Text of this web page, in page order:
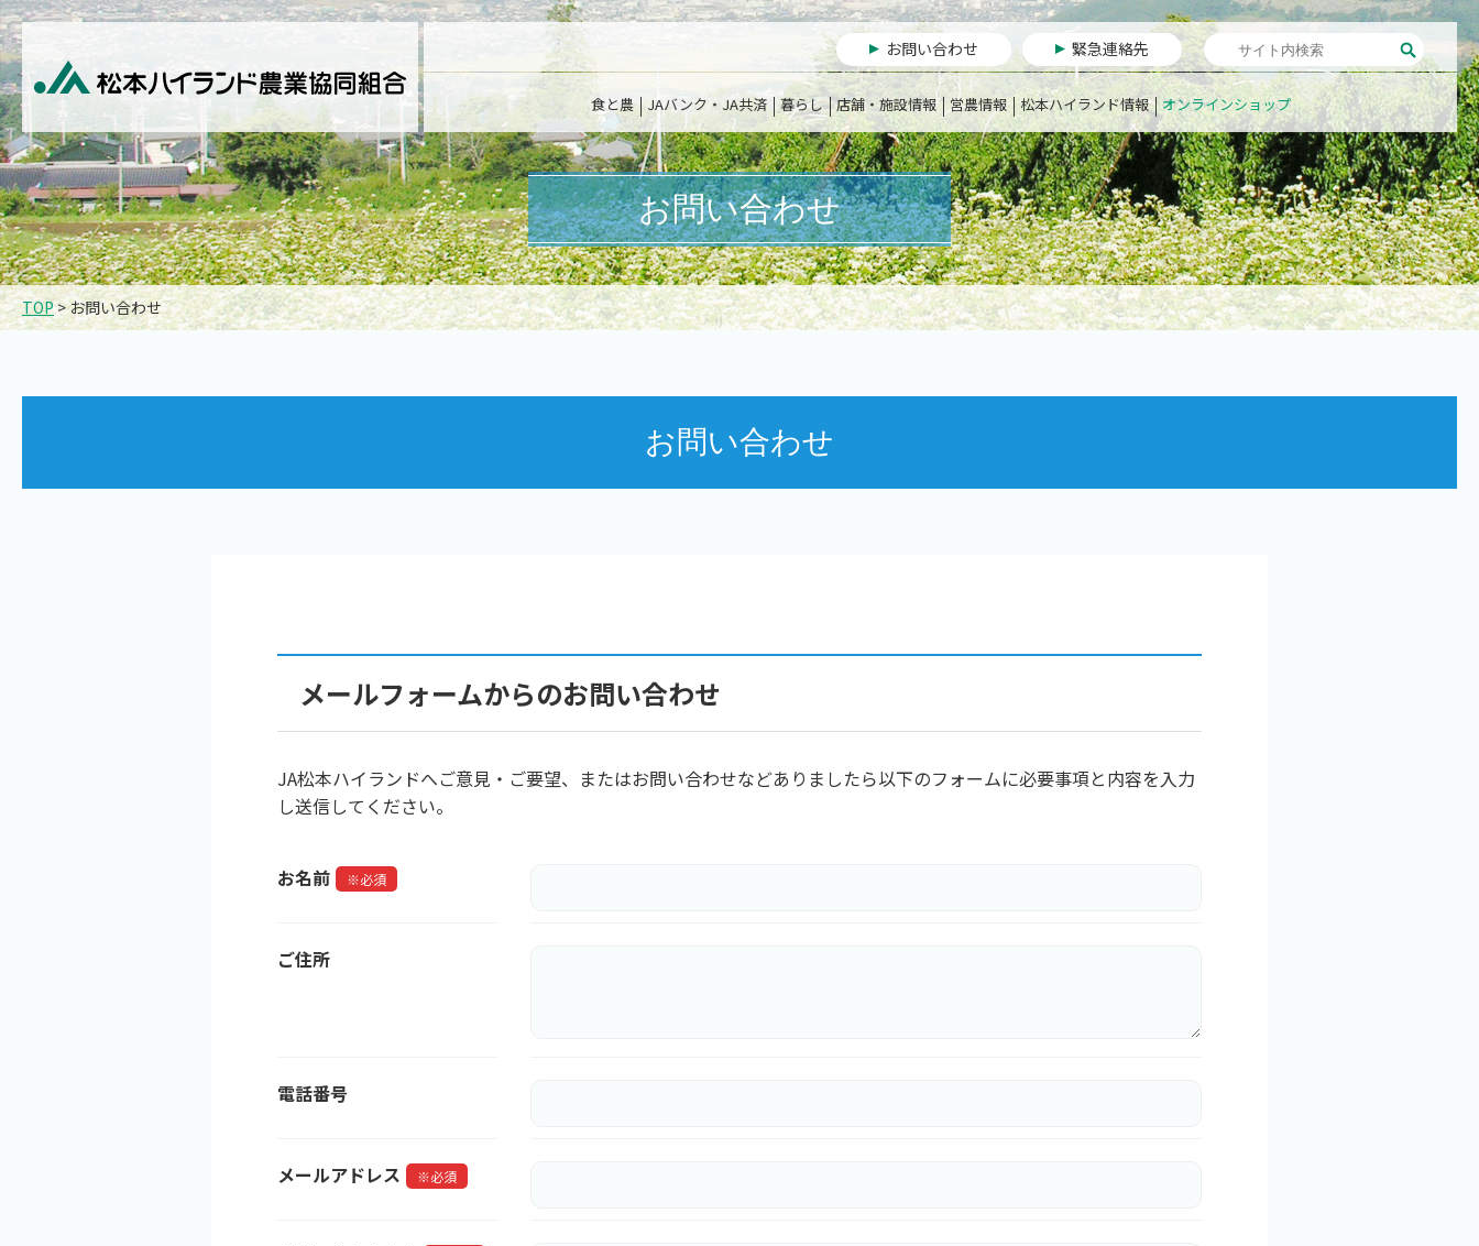
お問い合わせ 緊急連絡先
食と農 JAバンク・JA共済 暮らし 店舗・施設情報 営農情報 松本ハイランド情報 オンラインショップ
お問い合わせ
TOP> お問い合わせ
お問い合わせ
メールフォームからのお問い合わせ
JA松本ハイランドへご意見・ご要望、またはお問い合わせなどありましたら以下のフォームに必要事項と内容を入力
し送信してください。
お名前 ※必須
ご住所
電話番号
メールアドレス ※必須